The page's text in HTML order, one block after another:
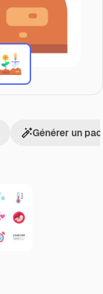
Générer un